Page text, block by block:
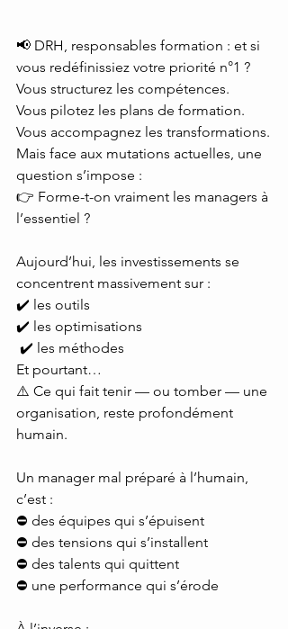
📢 DRH, responsables formation : et si
vous redéfinissiez votre priorité n°1 ?
Vous structurez les compétences.
Vous pilotez les plans de formation.
Vous accompagnez les transformations.
Mais face aux mutations actuelles, une
question s’impose :
👉 Forme-t-on vraiment les managers à
l’essentiel ?
Aujourd’hui, les investissements se
concentrent massivement sur :
✔️ les outils
✔️ les optimisations
✔️ les méthodes
Et pourtant…
⚠️ Ce qui fait tenir — ou tomber — une
organisation, reste profondément
humain.
Un manager mal préparé à l’humain,
c’est :
⛔ des équipes qui s’épuisent
⛔ des tensions qui s’installent
⛔ des talents qui quittent
⛔ une performance qui s’érode